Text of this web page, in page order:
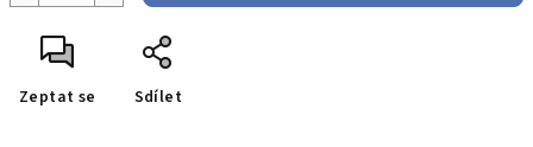
Zeptat se Sdílet